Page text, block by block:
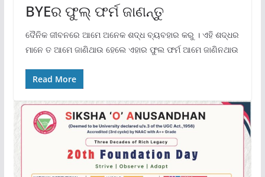
BYEର ଫୁଲ୍ ଫର୍ମ ଜାଣନ୍ତୁ
ଦୈନିକ ଜୀବନରେ ଆମେ ଅନେକ ଶଦ୍ଧ ବ୍ୟବହାର କରୁ । ଏହି ଶଦ୍ଧର
ମାନେ ତ ଆମେ ଜାଣିଥାଉ ହେଲେ ଏହାର ଫୁଲ ଫର୍ମ ଆମେ ଜାଣିନଥାଉ
Read More